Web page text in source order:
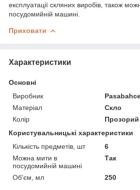
експлуатації скляних виробів, також
посудомийній машині.
Приховати
Характеристики
Основні
Виробник
Матеріал
Скло
Колір
Прозорий
Користувальницькі характеристики
Кількість предметів, шт
6
Можна мити в
посудомийній машині
Так
Об'єм, мл 250